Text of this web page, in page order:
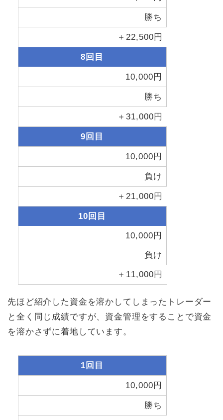
勝ち
＋22,500円
8回目
10,000円
勝ち
＋31,000円
9回目
10,000円
負け
＋21,000円
10回目
10,000円
負け
＋11,000円
先ほど紹介した資金を溶かしてしまったトレーダー
と全く同じ成績ですが、資金管理をすることで資金
を溶かさずに着地しています。
1回目
10,000円
勝ち